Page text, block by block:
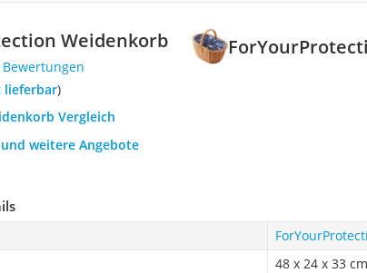
Weidenkorb
Bewertungen
lieferbar)
Vergleich
weitere Angebote
48 x 24 x 33 cm